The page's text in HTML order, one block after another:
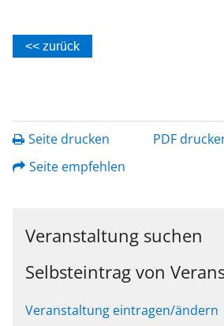
<< zurück
Seite drucken
PDF
Seite empfehlen
Veranstaltung suchen
Selbsteintrag von
Veranstaltung eintragen/ändern